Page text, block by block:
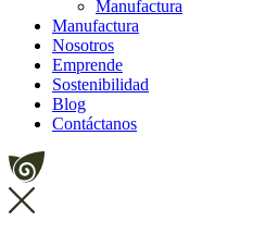
Manufactura
Manufactura
Nosotros
Emprende
Sostenibilidad
Blog
Contáctanos